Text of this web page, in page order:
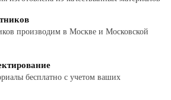
производим в Москве и Московской
бесплатно с учетом ваших